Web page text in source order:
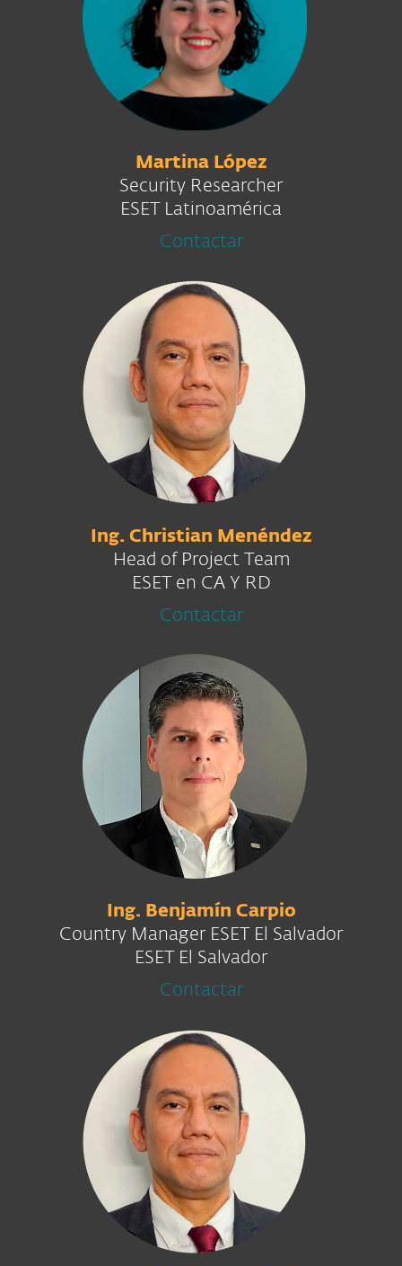
Martina López
Security Researcher
ESET Latinoamérica
Contactar
Ing. Christian Menéndez
Head of Project Team
ESET en CA Y RD
Contactar
Ing. Benjamín Carpio
Country Manager ESET El Salvador
ESET El Salvador
Contactar